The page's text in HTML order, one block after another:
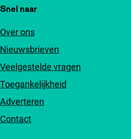
Snel naar
Over ons
Nieuwsbrieven
Veelgestelde vragen
Toegankelijkheid
Adverteren
Contact